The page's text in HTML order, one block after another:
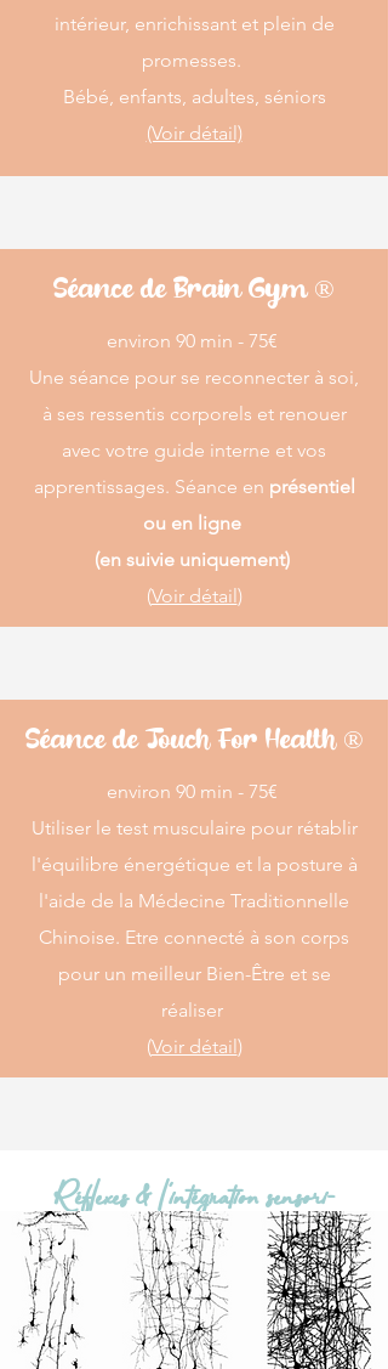
intérieur, enrichissant et plein de
promesses.
Bébé, enfants, adultes, séniors
(Voir détail)
Séance de Brain Gym ®
​​environ 90 min - 75€
Une séance pour se reconnecter à soi,
à ses ressentis corporels et renouer
avec votre guide interne et vos
apprentissages. Séance en présentiel
ou en ligne
(en suivie uniquement)
(Voir détail)
Séance de Touch For Health ®
​​environ 90 min - 75€
Utiliser le test musculaire pour rétablir
l'équilibre énergétique et la posture à
l'aide de la Médecine Traditionnelle
Chinoise. Etre connecté à son corps
pour un meilleur Bien-Être et se
réaliser
(Voir détail)
Réflexes & l'intégration sensori-
motrice